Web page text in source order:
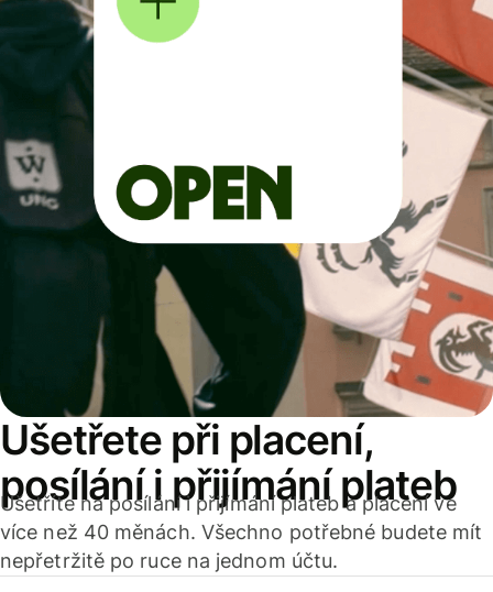
Ušetřete při placení,
posílání i přijímání plateb
Ušetříte na posílání i přijímání plateb a placení ve
více než 40 měnách. Všechno potřebné budete mít
nepřetržitě po ruce na jednom účtu.